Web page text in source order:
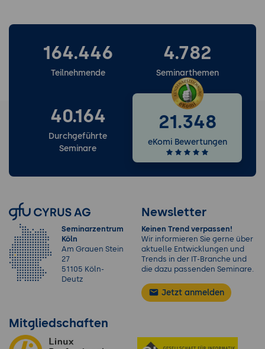
164.446
Teilnehmende
4.782
Seminarthemen
40.164
Durchgeführte
Seminare
21.348
eKomi Bewertungen
Seminarzentrum
Köln
Am Grauen Stein
27
51105 Köln-
Deutz
Newsletter
Keinen Trend verpassen!
Wir informieren Sie gerne über
aktuelle Entwicklungen und
Trends in der IT-Branche und
die dazu passenden Seminare.
Jetzt anmelden
Mitgliedschaften